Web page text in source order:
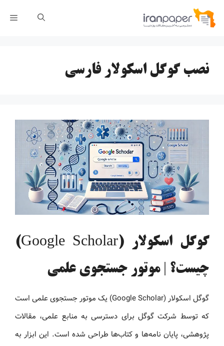
پرش
نصب گوگل اسکولار فارسی
گوگل اسکولار (Google Scholar)
چیست؟ | موتور جستجوی علمی
گوگل اسکولار (Google Scholar) یک موتور جستجوی علمی است
که توسط شرکت گوگل برای دسترسی به منابع علمی، مقالات
پژوهشی، پایان‌ نامه‌ها و کتاب‌ها طراحی شده است. این ابزار به